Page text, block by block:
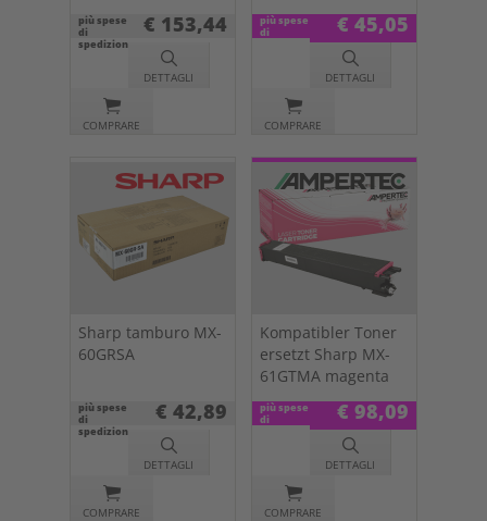
più spese
di
spedizione
€ 153,44
DETTAGLI
COMPRARE
più spese
di
spedizione
€ 45,05
DETTAGLI
COMPRARE
Sharp tamburo MX-
60GRSA
più spese
di
spedizione
€ 42,89
DETTAGLI
COMPRARE
Kompatibler Toner
ersetzt Sharp MX-
61GTMA magenta
più spese
di
spedizione
€ 98,09
DETTAGLI
COMPRARE